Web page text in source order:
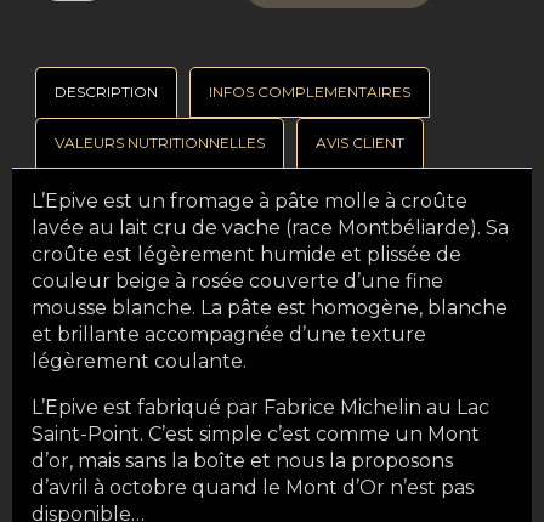
DESCRIPTION INFOS COMPLEMENTAIRES
VALEURS NUTRITIONNELLES AVIS CLIENT
L’Epive est un fromage à pâte molle à croûte
lavée au lait cru de vache (race Montbéliarde). Sa
croûte est légèrement humide et plissée de
couleur beige à rosée couverte d’une fine
mousse blanche. La pâte est homogène, blanche
et brillante accompagnée d’une texture
légèrement coulante.
L’Epive est fabriqué par Fabrice Michelin au Lac
Saint-Point. C’est simple c’est comme un Mont
d’or, mais sans la boîte et nous la proposons
d’avril à octobre quand le Mont d’Or n’est pas
disponible…